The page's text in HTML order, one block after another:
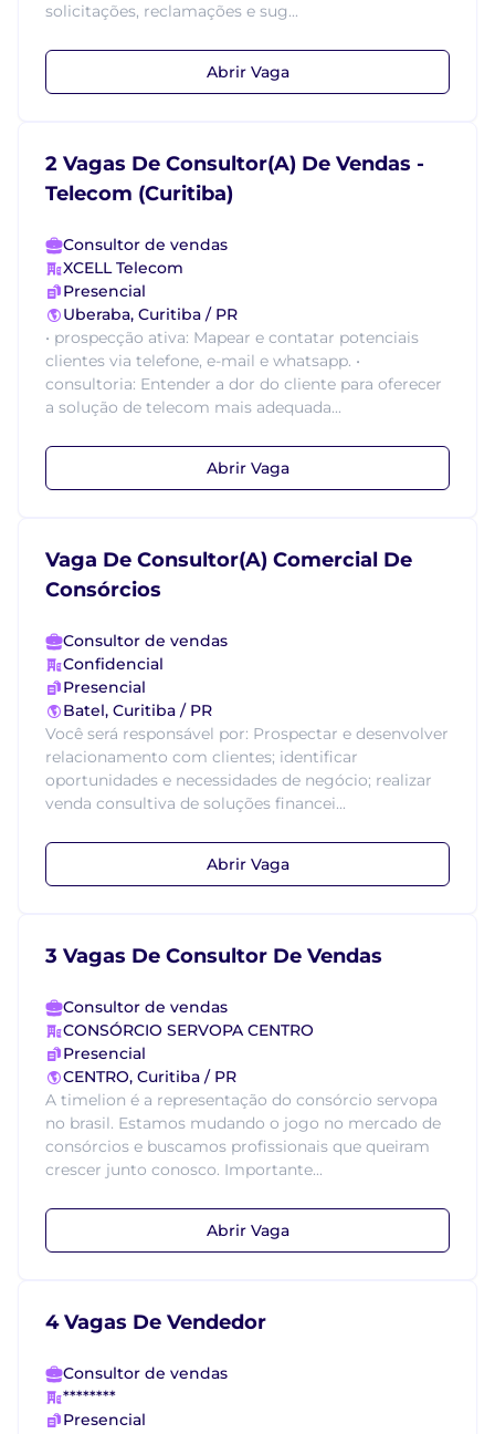
solicitações, reclamações e sug...
Abrir Vaga
2 Vagas De Consultor(A) De Vendas -
Telecom (Curitiba)
Consultor de vendas
XCELL Telecom
Presencial
Uberaba, Curitiba / PR
• prospecção ativa: Mapear e contatar potenciais
clientes via telefone, e-mail e whatsapp. •
consultoria: Entender a dor do cliente para oferecer
a solução de telecom mais adequada...
Abrir Vaga
Vaga De Consultor(A) Comercial De
Consórcios
Consultor de vendas
Confidencial
Presencial
Batel, Curitiba / PR
Você será responsável por: Prospectar e desenvolver
relacionamento com clientes; identificar
oportunidades e necessidades de negócio; realizar
venda consultiva de soluções financei...
Abrir Vaga
3 Vagas De Consultor De Vendas
Consultor de vendas
CONSÓRCIO SERVOPA CENTRO
Presencial
CENTRO, Curitiba / PR
A timelion é a representação do consórcio servopa
no brasil. Estamos mudando o jogo no mercado de
consórcios e buscamos profissionais que queiram
crescer junto conosco. Importante...
Abrir Vaga
4 Vagas De Vendedor
Consultor de vendas
********
Presencial